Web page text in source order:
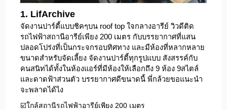
1. LifArchive
จัดงานปาร์ตี้แบบชิคๆบน roof top ใจกลางอารีย์ วิวดีติด
รถไฟฟ้าสถานีอารีย์เพียง 200 เมตร กับบรรยากาศที่แสน
ปลอดโปร่งที่เป็นกระจกรอบทิศทาง และมีห้องที่หลากหลาย
ขนาดสำหรับจัดเลี้ยง จัดงานปาร์ตี้ทุกรูปแบบ สังสรรค์กับ
คนสนิทได้ทั้งในห้องแอร์ที่มีห้องให้เลือกถึง 9 ห้อง 9สไตล์
และดาดฟ้าส่วนตัว บรรยากาศดีขนาดนี้ พี่กล้วยขอแนะนำ
จะพลาดได้ไง
☑️ใกล้สถานีรถไฟฟ้าอารีย์เพียง 200 เมตร